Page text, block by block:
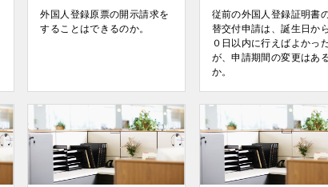
外国人登録原票の開示請求を
することはできるのか。
従前の外国人登録証明書
替交付申請は、誕生日か
０日以内に行えばよかっ
が、申請期間の変更はあ
か。